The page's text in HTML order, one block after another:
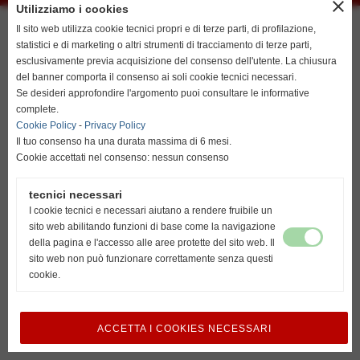
resta su italiano
go to english
http://www.unionvislendinara.it
close
Utilizziamo i cookies
Il sito web utilizza cookie tecnici propri e di terze parti, di profilazione,
statistici e di marketing o altri strumenti di tracciamento di terze parti,
esclusivamente previa acquisizione del consenso dell'utente. La chiusura
del banner comporta il consenso ai soli cookie tecnici necessari.
Se desideri approfondire l'argomento puoi consultare le informative
complete.
Cookie Policy - Privacy Policy
Il tuo consenso ha una durata massima di 6 mesi.
Cookie accettati nel consenso: nessun consenso
tecnici necessari
I cookie tecnici e necessari aiutano a rendere fruibile un
sito web abilitando funzioni di base come la navigazione
della pagina e l'accesso alle aree protette del sito web. Il
sito web non può funzionare correttamente senza questi
cookie.
ACCETTA I COOKIES NECESSARI